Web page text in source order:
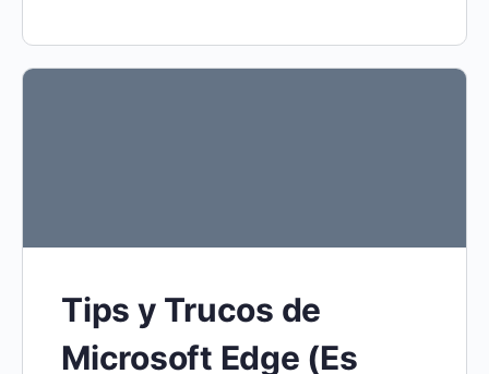
Tips y Trucos de
Microsoft Edge (Es